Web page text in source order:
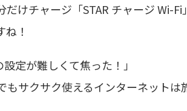
けチャージ「STAR チャージ Wi-Fi
！
定が難しくて焦った！」
サクサク使えるインターネットは